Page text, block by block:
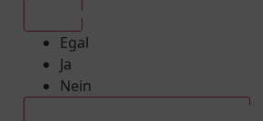
Egal
Ja
Nein